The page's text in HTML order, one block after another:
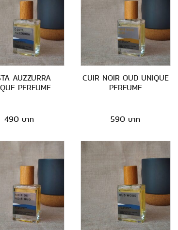
AUZZURRA
PERFUME
490
CUIR NOIR OUD UNIQUE
PERFUME
590